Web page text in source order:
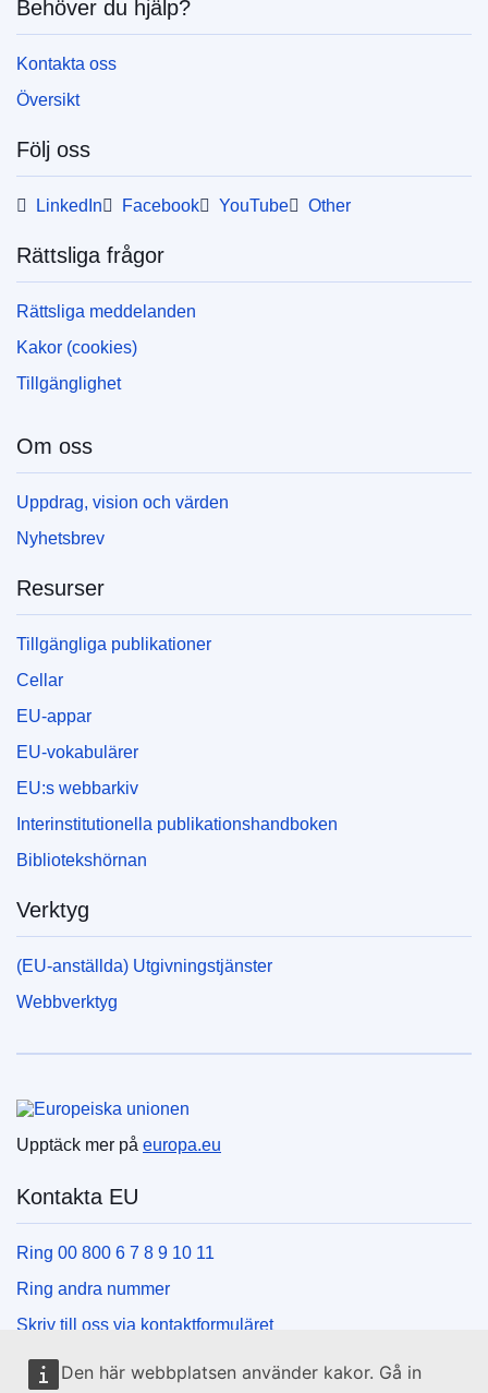
Den här webbplatsen använder kakor. Gå in
Behöver du hjälp?
Kontakta oss
Översikt
Följ oss
LinkedIn Facebook YouTube Other
Rättsliga frågor
Rättsliga meddelanden
Kakor (cookies)
Tillgänglighet
Om oss
Uppdrag, vision och värden
Nyhetsbrev
Resurser
Tillgängliga publikationer
Cellar
EU-appar
EU-vokabulärer
EU:s webbarkiv
Interinstitutionella publikationshandboken
Bibliotekshörnan
Verktyg
(EU-anställda) Utgivningstjänster
Webbverktyg
Upptäck mer på europa.eu
Kontakta EU
Ring 00 800 6 7 8 9 10 11
Ring andra nummer
Skriv till oss via kontaktformuläret
Besök ett EU-centrum